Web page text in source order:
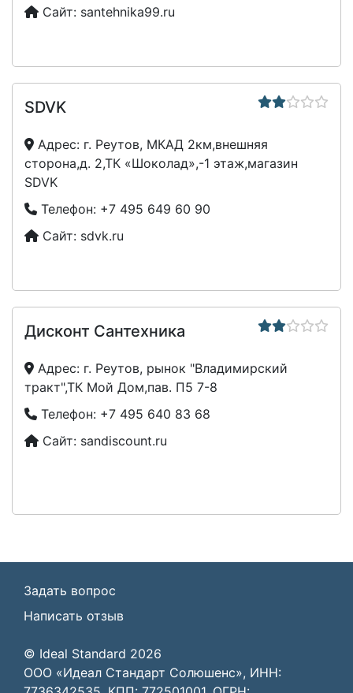
Сайт: santehnika99.ru
SDVK
Адрес: г. Реутов, МКАД 2км,внешняя
сторона,д. 2,ТК «Шоколад»,-1 этаж,магазин
SDVK
Телефон: +7 495 649 60 90
Сайт: sdvk.ru
Дисконт Сантехника
Адрес: г. Реутов, рынок "Владимирский
тракт",ТК Мой Дом,пав. П5 7-8
Телефон: +7 495 640 83 68
Сайт: sandiscount.ru
Задать вопрос
Написать отзыв
© Ideal Standard 2026
ООО «Идеал Стандарт Солюшенс», ИНН: